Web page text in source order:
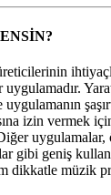
uygulamadır.
izin vermek
gibi geniş
dikkatle müzik